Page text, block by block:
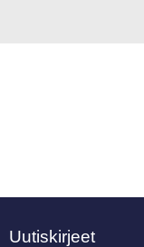
Uutiskirjeet